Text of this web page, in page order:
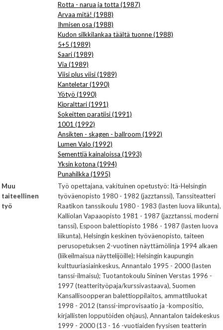
Rotta - narua ja totta (1987)
Arvaa mitä! (1988)
Ihmisen osa (1988)
Kudon silkkilankaa täältä tuonne (1988)
5+5 (1989)
Saari (1989)
Via (1989)
Viisi plus viisi (1989)
Kanteletar (1990)
Yötyö (1990)
Kipralttari (1991)
Sokeitten paratiisi (1991)
1001 (1992)
Ansikten - skagen - ballroom (1992)
Lumen Valo (1992)
Sementtiä kainaloissa (1993)
Yksin kotona (1994)
Punahilkka (1995)
Muu
taiteellinen
työ
Työ opettajana, vakituinen opetustyö: Itä-Helsingin
työväenopisto 1980 - 1982 (jazztanssi), Tanssiteatteri
Raatikon tanssikoulu 1980 - 1983 (lasten luova liikunta),
Kalliolan Vapaaopisto 1981 - 1987 (jazztanssi, moderni
tanssi), Espoon balettiopisto 1986 - 1987 (lasten luova
liikunta), Helsingin keskinen työväenopisto, taiteen
perusopetuksen 2-vuotinen näyttämölinja 1994 alkaen
(liikeilmaisua näyttelijöille); Helsingin kaupungin
kulttuuriasiainkeskus, Annantalo 1995 - 2000 (lasten
tanssi-ilmaisu); Tuotantokoulu Sininen Verstas 1996 -
1997 (teatterityöpaja/kurssivastaava), Suomen
Kansallisoopperan balettioppilaitos, ammattiluokat
1998 - 2012 (tanssi-improvisaatio ja -kompositio,
kirjallisten lopputöiden ohjaus), Annantalon taidekeskus
1999 - 2000 (13 - 16 -vuotiaiden fyysisen teatterin